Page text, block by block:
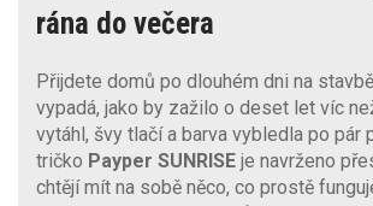
rána do večera
Přijdete domů po dlouhém dni na
vypadá, jako by zažilo o deset let víc
vytáhl, švy tlačí a barva vybledla po pár
tričko Payper SUNRISE je navrženo
chtějí mít na sobě něco, co prostě